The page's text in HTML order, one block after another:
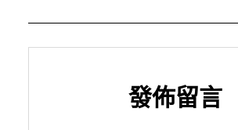
發佈留言